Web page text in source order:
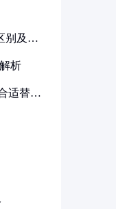
别及其
析
适替代